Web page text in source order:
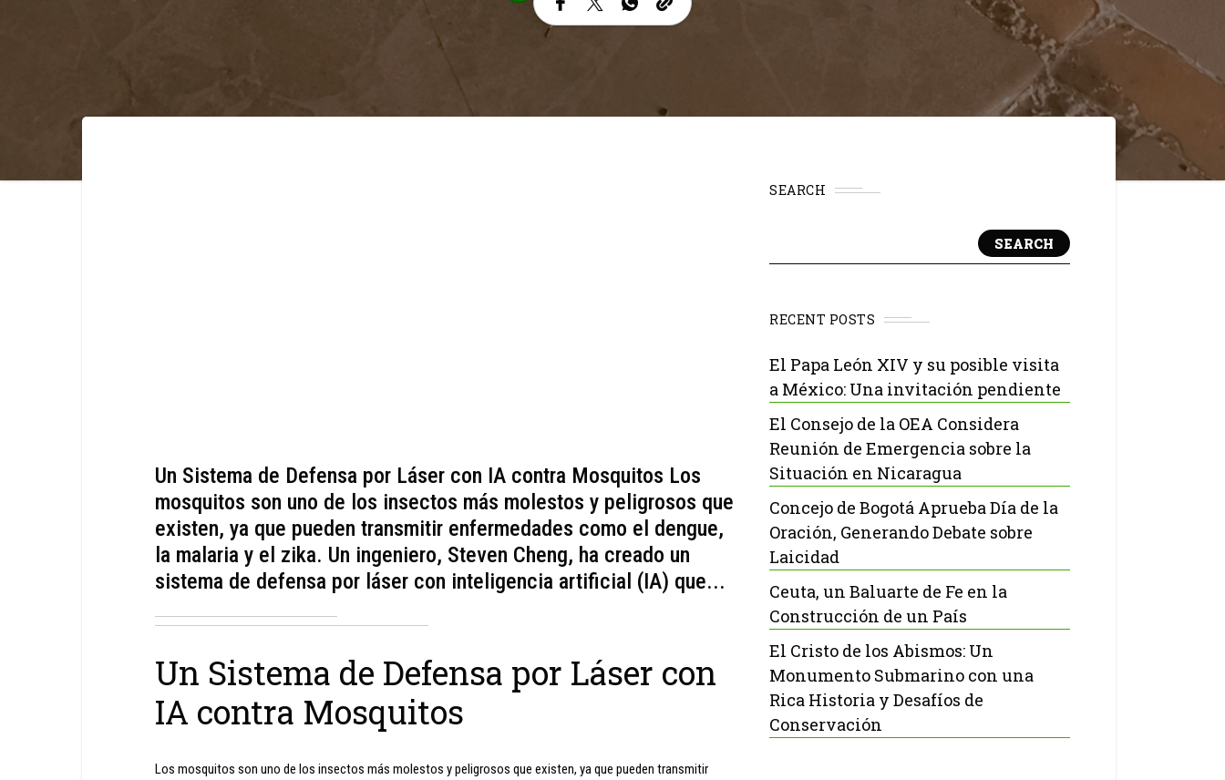
Un Sistema de Defensa por Láser con IA contra Mosquitos Los
mosquitos son uno de los insectos más molestos y peligrosos que
existen, ya que pueden transmitir enfermedades como el dengue,
la malaria y el zika. Un ingeniero, Steven Cheng, ha creado un
sistema de defensa por láser con inteligencia artificial (IA) que...
Un Sistema de Defensa por Láser con
IA contra Mosquitos
Los mosquitos son uno de los insectos más molestos y peligrosos que existen, ya que pueden transmitir
SEARCH
SEARCH
RECENT POSTS
El Papa León XIV y su posible visita
a México: Una invitación pendiente
El Consejo de la OEA Considera
Reunión de Emergencia sobre la
Situación en Nicaragua
Concejo de Bogotá Aprueba Día de la
Oración, Generando Debate sobre
Laicidad
Ceuta, un Baluarte de Fe en la
Construcción de un País
El Cristo de los Abismos: Un
Monumento Submarino con una
Rica Historia y Desafíos de
Conservación